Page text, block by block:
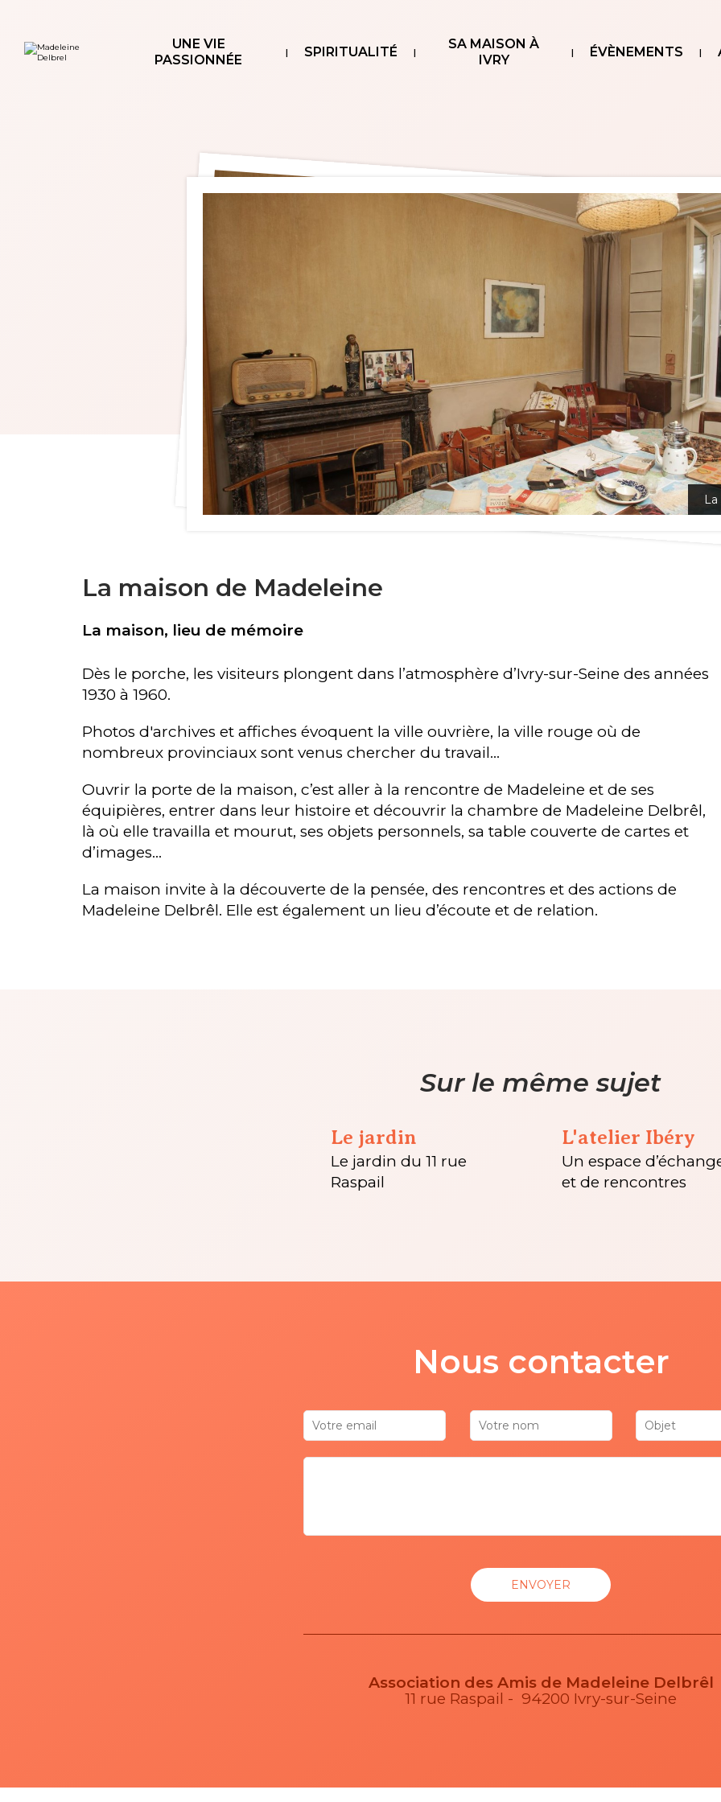
UNE VIE
PASSIONNÉE
SPIRITUALITÉ
SA MAISON À
IVRY
ÉVÈNEMENTS
La
La maison de Madeleine
La maison, lieu de mémoire
Dès le porche, les visiteurs plongent dans l’atmosphère d’Ivry-sur-Seine des années
1930 à 1960.
Photos d'archives et affiches évoquent la ville ouvrière, la ville rouge où de
nombreux provinciaux sont venus chercher du travail…
Ouvrir la porte de la maison, c’est aller à la rencontre de Madeleine et de ses
équipières, entrer dans leur histoire et découvrir la chambre de Madeleine Delbrêl,
là où elle travailla et mourut, ses objets personnels, sa table couverte de cartes et
d’images…
La maison invite à la découverte de la pensée, des rencontres et des actions de
Madeleine Delbrêl. Elle est également un lieu d’écoute et de relation.
Sur le même sujet
Le jardin
Le jardin du 11 rue
Raspail
L'atelier Ibéry
Un espace
et de rencontres
Nous contacter
Association des Amis de Madeleine Delbrêl
11 rue Raspail - 94200 Ivry-sur-Seine